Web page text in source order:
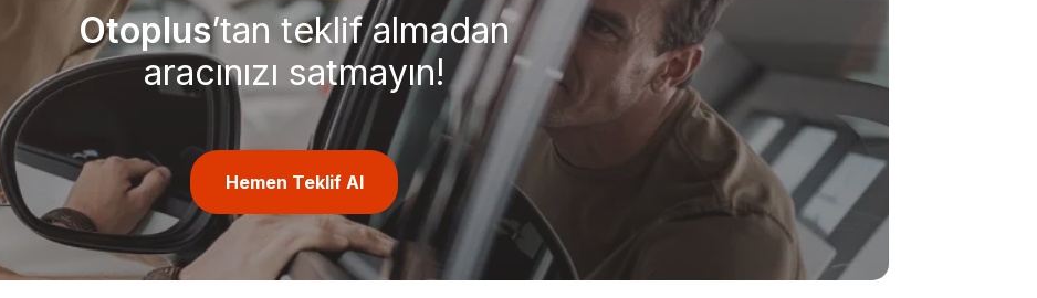
Otoplus’tan teklif almadan
aracınızı satmayın!
Hemen Teklif Al